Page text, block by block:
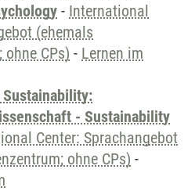
- International
(ehemals
ohne CPs) - Lernen im
- Sustainability
Center: Sprachangebot
ohne CPs) -